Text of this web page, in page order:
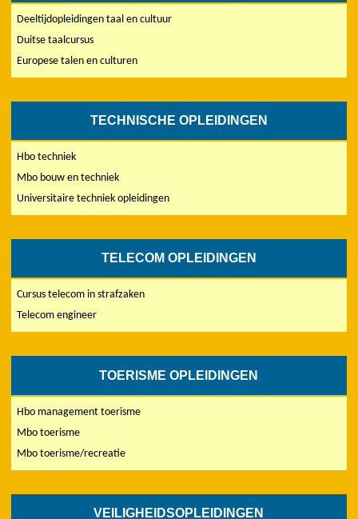
Deeltijdopleidingen taal en cultuur
Duitse taalcursus
Europese talen en culturen
TECHNISCHE OPLEIDINGEN
Hbo techniek
Mbo bouw en techniek
Universitaire techniek opleidingen
TELECOM OPLEIDINGEN
Cursus telecom in strafzaken
Telecom engineer
TOERISME OPLEIDINGEN
Hbo management toerisme
Mbo toerisme
Mbo toerisme/recreatie
VEILIGHEIDSOPLEIDINGEN